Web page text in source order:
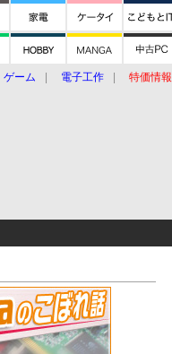
ゲーム 電子工作 特価情報